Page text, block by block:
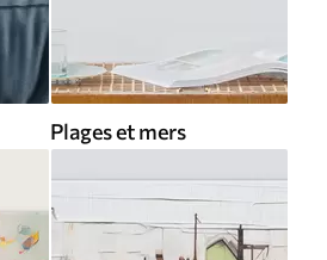
Plages et mers